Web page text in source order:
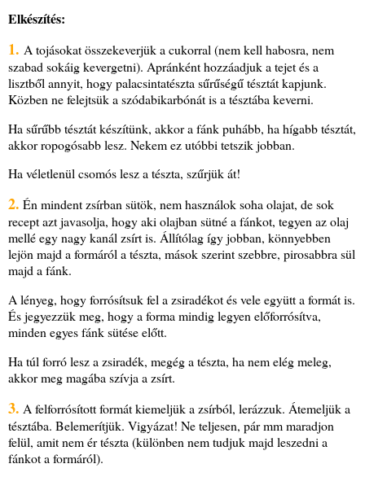
Elkészítés:
1. A tojásokat összekeverjük a cukorral (nem kell habosra, nem
szabad sokáig kevergetni). Apránként hozzáadjuk a tejet és a
lisztből annyit, hogy palacsintatészta sűrűségű tésztát kapjunk.
Közben ne felejtsük a szódabikarbónát is a tésztába keverni.
Ha sűrűbb tésztát készítünk, akkor a fánk puhább, ha hígabb tésztát,
akkor ropogósabb lesz. Nekem ez utóbbi tetszik jobban.
Ha véletlenül csomós lesz a tészta, szűrjük át!
2. Én mindent zsírban sütök, nem használok soha olajat, de sok
recept azt javasolja, hogy aki olajban sütné a fánkot, tegyen az olaj
mellé egy nagy kanál zsírt is. Állítólag így jobban, könnyebben
lejön majd a formáról a tészta, mások szerint szebbre, pirosabbra sül
majd a fánk.
A lényeg, hogy forrósítsuk fel a zsiradékot és vele együtt a formát is.
És jegyezzük meg, hogy a forma mindig legyen előforrósítva,
minden egyes fánk sütése előtt.
Ha túl forró lesz a zsiradék, megég a tészta, ha nem elég meleg,
akkor meg magába szívja a zsírt.
3. A felforrósított formát kiemeljük a zsírból, lerázzuk. Átemeljük a
tésztába. Belemerítjük. Vigyázat! Ne teljesen, pár mm maradjon
felül, amit nem ér tészta (különben nem tudjuk majd leszedni a
fánkot a formáról).